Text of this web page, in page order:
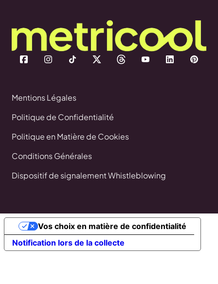
Mentions Légales
Politique de Confidentialité
Politique en Matière de Cookies
Conditions Générales
Dispositif de signalement Whistleblowing
Notification lors de la collecte
Vos choix en matière de confidentialité